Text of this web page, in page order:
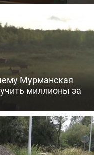
Мурманская
миллионы за